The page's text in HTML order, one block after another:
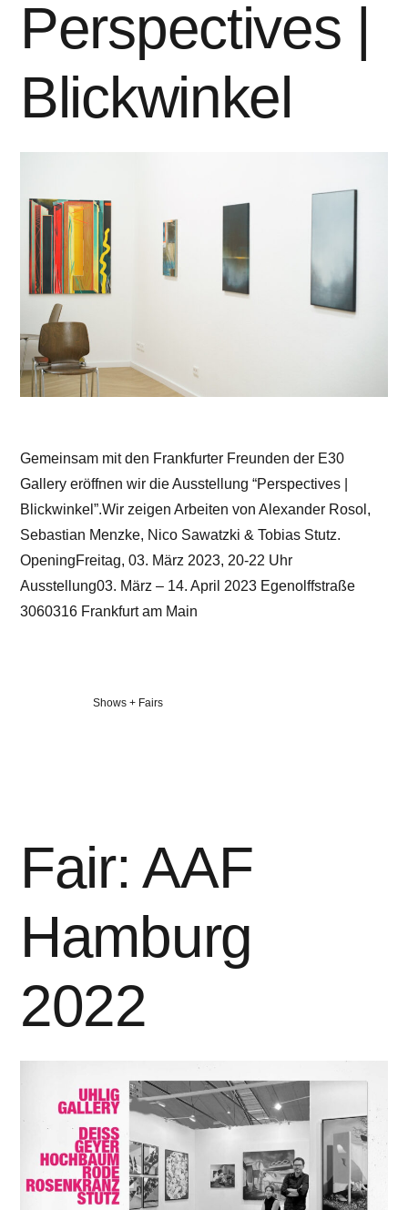
Perspectives |
Blickwinkel
Gemeinsam mit den Frankfurter Freunden der E30
Gallery eröffnen wir die Ausstellung “Perspectives |
Blickwinkel”.Wir zeigen Arbeiten von Alexander Rosol,
Sebastian Menzke, Nico Sawatzki & Tobias Stutz.
OpeningFreitag, 03. März 2023, 20-22 Uhr
Ausstellung03. März – 14. April 2023 Egenolffstraße
3060316 Frankfurt am Main
Veröffentlicht
Shows + Fairs
Fair: AAF
Hamburg
2022